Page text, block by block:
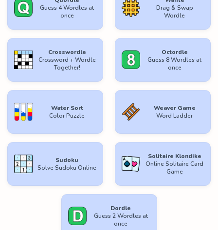
Guess 4 Wordles at
once
Drag & Swap
Wordle
Crosswordle
Crossword + Wordle
Together!
Octordle
Guess 8 Wordles at
once
Water Sort
Color Puzzle
Weaver Game
Word Ladder
Sudoku
Solve Sudoku Online
Solitaire Klondike
Online Solitaire Card
Game
Dordle
Guess 2 Wordles at
once